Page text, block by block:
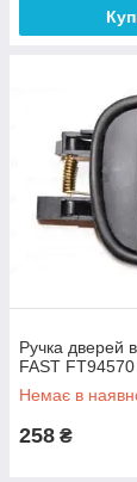
Ручка дверей
FAST FT94570
Немає в
258 ₴